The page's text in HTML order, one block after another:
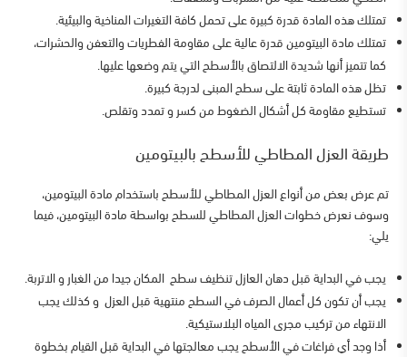
تمتلك هذه المادة قدرة كبيرة على تحمل كافة التغيرات المناخية والبيئية.
تمتلك مادة البيتومين قدرة عالية على مقاومة الفطريات والتعفن والحشرات،
كما تتميز أنها شديدة الالتصاق بالأسطح التي يتم وضعها عليها.
تظل هذه المادة ثابتة على سطح المبنى لدرجة كبيرة.
تستطيع مقاومة كل أشكال الضغوط من كسر و تمدد وتقلص.
طريقة العزل المطاطي للأسطح بالبيتومين
تم عرض بعض منأنواع العزل المطاطي للأسطحباستخدام مادة البيتومين،
وسوف نعرض خطوات العزل المطاطي للسطح بواسطة مادة البيتومين، فيما
يلي:
يجب في البداية قبل دهان العازل تنظيف سطح المكان جيدا من الغبار و الاتربة.
يجب أن تكون كل أعمال الصرف في السطح منتهية قبل العزل و كذلك يجب
الانتهاء من تركيب مجرى المياه البلاستيكية.
أذا وجد أي فراغات في الأسطح يجب معالجتها في البداية قبل القيام بخطوة